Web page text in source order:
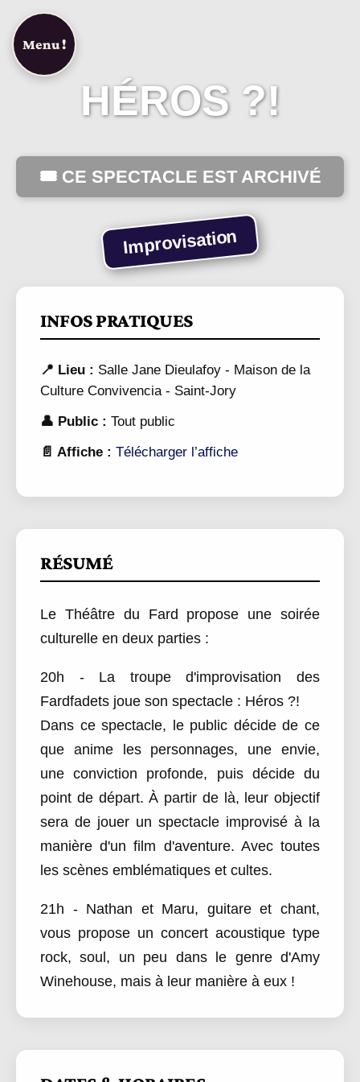
Menu !
Campagne Hello Asso !
Nouvelle Brochure Saison 26/27!
HÉROS ?!
🎟️ CE SPECTACLE EST ARCHIVÉ
Improvisation
INFOS PRATIQUES
📍 Lieu : Salle Jane Dieulafoy - Maison de la
Culture Convivencia - Saint-Jory
👤 Public : Tout public
📄 Affiche : Télécharger l’affiche
RÉSUMÉ
Le Théâtre du Fard propose une soirée
culturelle en deux parties :
20h - La troupe d'improvisation des
Fardfadets joue son spectacle : Héros ?!
Dans ce spectacle, le public décide de ce
que anime les personnages, une envie,
une conviction profonde, puis décide du
point de départ. À partir de là, leur objectif
sera de jouer un spectacle improvisé à la
manière d'un film d'aventure. Avec toutes
les scènes emblématiques et cultes.
21h - Nathan et Maru, guitare et chant,
vous propose un concert acoustique type
rock, soul, un peu dans le genre d'Amy
Winehouse, mais à leur manière à eux !